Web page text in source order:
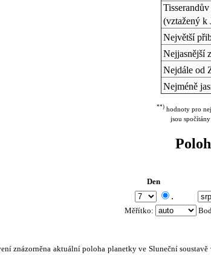
(vztažený k
Největší
Nejjasnější
Nejdále od
Nejméně
**) hodnoty pro
jsou
Den
.
Měřítko:
znázorněna aktuální poloha planetky ve Sluneční